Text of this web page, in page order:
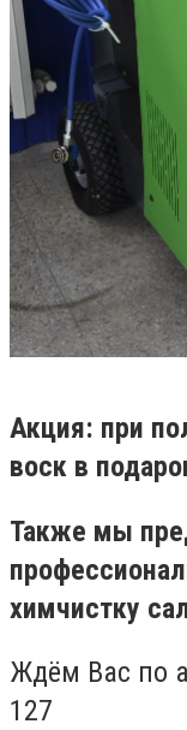
Акция: при
воск в
Также мы
химчистку
Ждём Вас по
127